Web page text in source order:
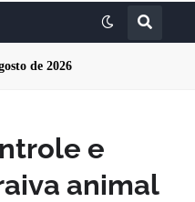
de 2026
e
animal